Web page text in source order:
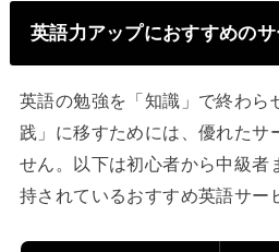
英語力アップにおすすめの
英語の勉強を「知識」で終わら
践」に移すためには、優れたサ
せん。以下は初心者から中級者
持されているおすすめ英語サー